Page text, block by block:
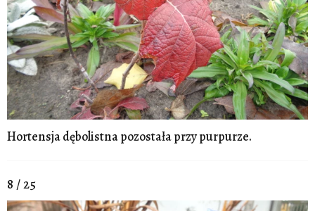
Hortensja dębolistna pozostała przy purpurze.
8 / 25